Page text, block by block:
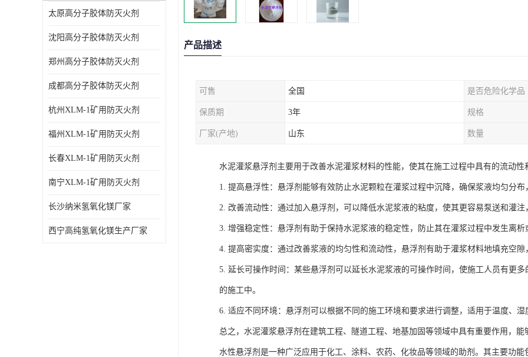
太原高分子胶体防灭火剂
沈阳高分子胶体防灭火剂
郑州高分子胶体防灭火剂
成都高分子胶体防灭火剂
杭州XLM-1矿用防灭火剂
福州XLM-1矿用防灭火剂
长春XLM-1矿用防灭火剂
南宁XLM-1矿用防灭火剂
长沙纳米氢氧化镁厂家
西宁高纯氢氧化镁生产厂家
产品描述
可售 全国 是否危险化学品
保质期 3年 规格
厂家(产地) 山东 数量
水泥灌浆悬浮剂主要用于改善水泥灌浆材料的性能，使其在施工过程中具有的流动
1. 提高悬浮性：悬浮剂能够有效防止水泥颗粒在灌浆过程中沉降，确保浆液均匀分
2. 改善流动性：通过加入悬浮剂，可以降低水泥浆液的粘度，使其更容易泵送和灌
3. 增强稳定性：悬浮剂有助于保持水泥浆液的稳定性，防止其在灌浆过程中发生离
4. 提高密实度：通过改善浆液的均匀性和流动性，悬浮剂有助于灌浆材料地填充空
5. 延长可操作时间：某些悬浮剂可以延长水泥浆液的可操作时间，使施工人员有更
的施工中。
6. 适应不同环境：悬浮剂可以根据不同的施工环境和要求进行调整，适用于温度、
总之，水泥灌浆悬浮剂在建筑工程、隧道工程、地基加固等领域中具有重要作用，
水性悬浮剂是一种广泛应用于化工、涂料、农药、化妆品等领域的助剂。其主要功能